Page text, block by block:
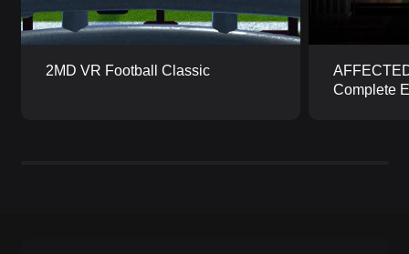
2MD VR Football Classic
Complete